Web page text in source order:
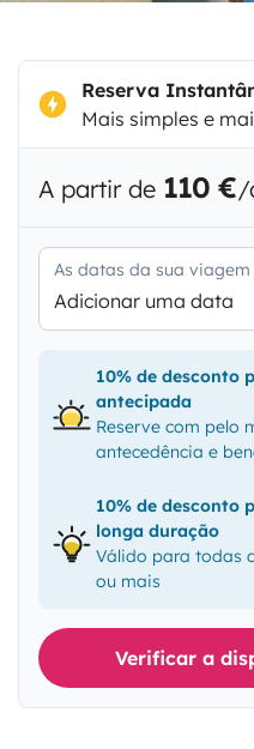
Reserva
Mais simples e
A partir de 110 €/
As datas da sua viagem
Adicionar uma data
10% de desconto
antecipada
Reserve com pelo
antecedência e
10% de desconto
longa duração
Válido para todas
ou mais
Verificar a